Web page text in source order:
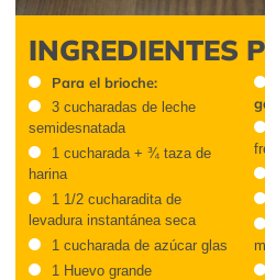
INGREDIENTES
Para el brioche:
3 cucharadas de leche
semidesnatada
1 cucharada + ¾ taza de
harina
1 1/2 cucharadita de
levadura instantánea seca
1 cucharada de azúcar glas
1 Huevo grande